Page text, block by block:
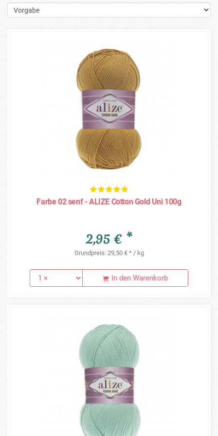
Farbe 02 senf - ALIZE Cotton Gold Uni 100g
2,95 € *
Grundpreis: 29,50 € * / kg
In den Warenkorb